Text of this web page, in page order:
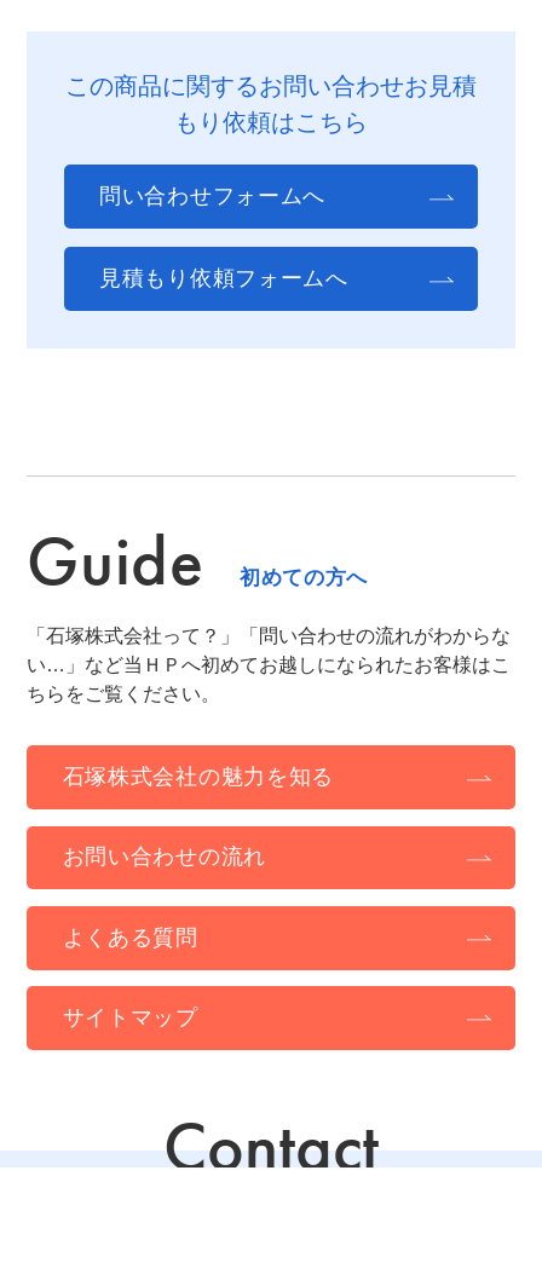
この商品に関するお問い合わせお見積
もり依頼はこちら
問い合わせフォームへ
見積もり依頼フォームへ
Guide 初めての方へ
「石塚株式会社って？」「問い合わせの流れがわからな
い…」など当ＨＰへ初めてお越しになられたお客様はこ
ちらをご覧ください。
石塚株式会社の魅力を知る
お問い合わせの流れ
よくある質問
サイトマップ
Contact